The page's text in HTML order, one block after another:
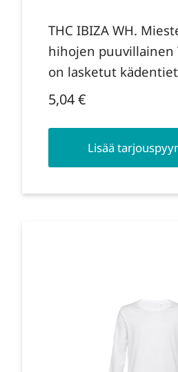
THC IBIZA WH.
hihojen puuvillainen
on lasketut kädentiet
5,04€
Lisää